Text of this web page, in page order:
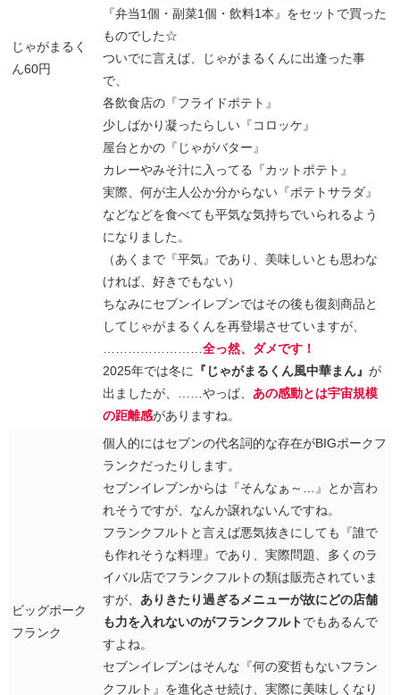
じゃがまるく
ん60円
『弁当1個・副菜1個・飲料1本』をセットで買った
ものでした☆
ついでに言えば、じゃがまるくんに出逢った事
で、
各飲食店の『フライドポテト』
少しばかり凝ったらしい『コロッケ』
屋台とかの『じゃがバター』
カレーやみそ汁に入ってる『カットポテト』
実際、何が主人公か分からない『ポテトサラダ』
などなどを食べても平気な気持ちでいられるよう
になりました。
（あくまで『平気』であり、美味しいとも思わな
ければ、好きでもない）
ちなみにセブンイレブンではその後も復刻商品と
してじゃがまるくんを再登場させていますが、
……………………全っ然、ダメです！
2025年では冬に 『じゃがまるくん風中華まん』 が
出ましたが、……やっぱ、 あの感動とは宇宙規模
の距離感がありますね。
ビッグポーク
フランク
個人的にはセブンの代名詞的な存在がBIGポークフ
ランクだったりします。
セブンイレブンからは『そんなぁ～…』とか言わ
れそうですが、なんか譲れないんですね。
フランクフルトと言えば悪気抜きにしても『誰で
も作れそうな料理』であり、実際問題、多くのラ
イバル店でフランクフルトの類は販売されていま
すが、 ありきたり過ぎるメニューが故にどの店舗
も力を入れないのがフランクフルトでもあるんで
すよね。
セブンイレブンはそんな『何の変哲もないフラン
クフルト』を進化させ続け、実際に美味しくなり